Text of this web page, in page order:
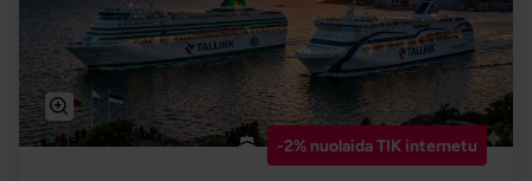
-2% nuolaida TIK internetu